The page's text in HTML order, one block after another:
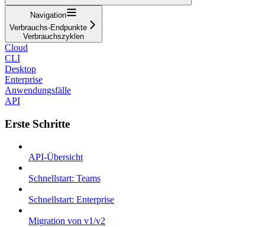
Navigation
Verbrauchs-Endpunkte
Verbrauchszyklen
Cloud
CLI
Desktop
Enterprise
Anwendungsfälle
API
Erste Schritte
API-Übersicht
Schnellstart: Teams
Schnellstart: Enterprise
Migration von v1/v2